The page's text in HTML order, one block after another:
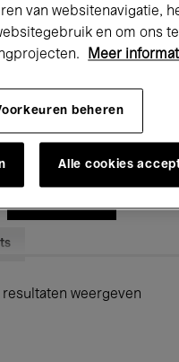
Lezingen & Debatten
Muziek Global
Muziek
Kids’ Palace
resultaten weergeven
van websitenavigatie,
en om ons
Meer
beheren
Alle cookies